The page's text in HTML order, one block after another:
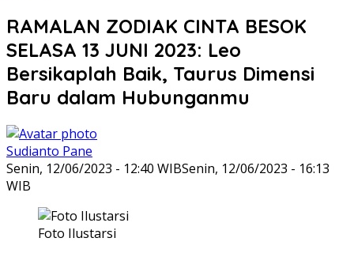
RAMALAN ZODIAK CINTA BESOK
SELASA 13 JUNI 2023: Leo
Bersikaplah Baik, Taurus Dimensi
Baru dalam Hubunganmu
Sudianto Pane
Senin, 12/06/2023 - 12:40 WIBSenin, 12/06/2023 - 16:13
WIB
Foto Ilustarsi